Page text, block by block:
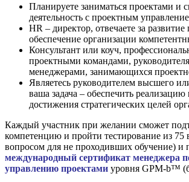
Планируете заниматься проектами и
деятельность с проектным
HR – директор, отвечаете за развитие
обеспечение организации
Консультант или коуч,
проектными командами,
менеджерами, занимающихся
Являетесь руководителем высшего
ваша задача – обеспечить реализацию
достижения стратегических целей
Каждый участник при желании сможет
компетенцию и пройти тестирование из 75
вопросом для не проходивших обучение) и
международный сертификат менеджера
управлению проектами уровня GPM-b™